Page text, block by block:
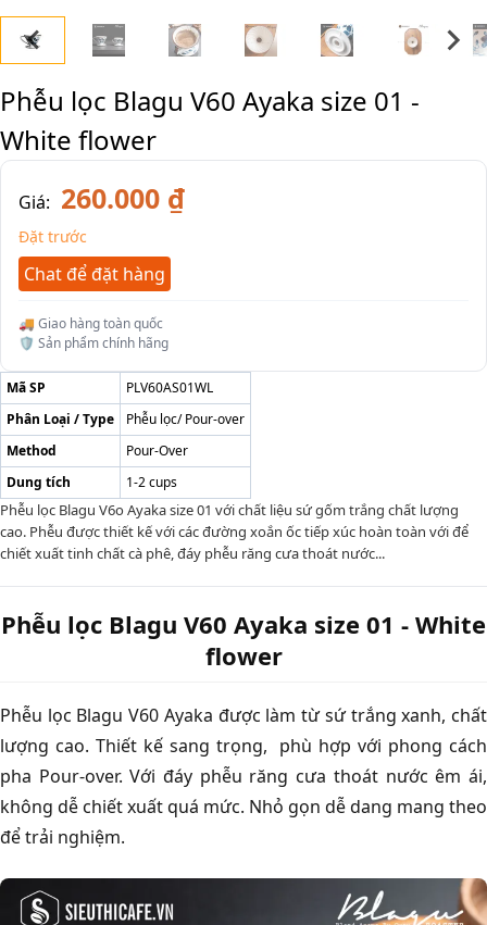
Phễu lọc Blagu V60 Ayaka size 01 -
White flower
Giá: 260.000 ₫
Đặt trước
Chat để đặt hàng
🚚 Giao hàng toàn quốc
🛡️ Sản phẩm chính hãng
Mã SP
PLV60AS01WL
Phân Loại / Type
Phễu lọc/ Pour-over
Method
Pour-Over
Dung tích
1-2 cups
Phễu lọc Blagu V6o Ayaka size 01 với chất liệu sứ gốm trắng chất lượng
cao. Phễu được thiết kế với các đường xoắn ốc tiếp xúc hoàn toàn với để
chiết xuất tinh chất cà phê, đáy phễu răng cưa thoát nước...
Phễu lọc Blagu V60 Ayaka size 01 - White
flower
Phễu lọc Blagu V60 Ayaka được làm từ sứ trắng xanh, chất
lượng cao. Thiết kế sang trọng, phù hợp với phong cách
pha Pour-over. Với đáy phễu răng cưa thoát nước êm ái,
không dễ chiết xuất quá mức. Nhỏ gọn dễ dang mang theo
để trải nghiệm.